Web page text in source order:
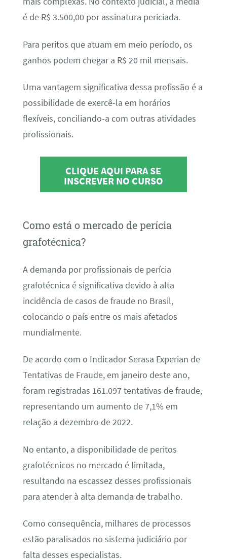
é de R$ 3.500,00 por assinatura periciada.
Para peritos que atuam em meio período, os
ganhos podem chegar a R$ 20 mil mensais.
Uma vantagem significativa dessa profissão é a
possibilidade de exercê-la em horários
flexíveis, conciliando-a com outras atividades
profissionais.
CLIQUE AQUI PARA SE
INSCREVER NO CURSO
Como está o mercado de perícia
grafotécnica?
A demanda por profissionais de perícia
grafotécnica é significativa devido à alta
incidência de casos de fraude no Brasil,
colocando o país entre os mais afetados
mundialmente.
De acordo com o Indicador Serasa Experian de
Tentativas de Fraude, em janeiro deste ano,
foram registradas 161.097 tentativas de fraude,
representando um aumento de 7,1% em
relação a dezembro de 2022.
No entanto, a disponibilidade de peritos
grafotécnicos no mercado é limitada,
resultando na escassez desses profissionais
para atender à alta demanda de trabalho.
Como consequência, milhares de processos
estão paralisados no sistema judiciário por
falta desses especialistas.